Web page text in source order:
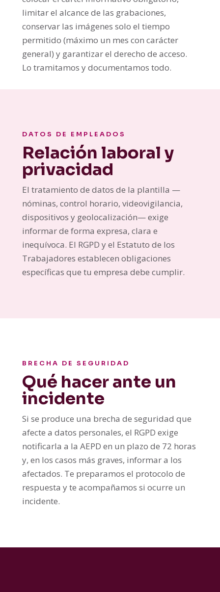
limitar el alcance de las grabaciones,
conservar las imágenes solo el tiempo
permitido (máximo un mes con carácter
general) y garantizar el derecho de acceso.
Lo tramitamos y documentamos todo.
DATOS DE EMPLEADOS
Relación laboral y
privacidad
El tratamiento de datos de la plantilla —
nóminas, control horario, videovigilancia,
dispositivos y geolocalización— exige
informar de forma expresa, clara e
inequívoca. El RGPD y el Estatuto de los
Trabajadores establecen obligaciones
específicas que tu empresa debe cumplir.
BRECHA DE SEGURIDAD
Qué hacer ante un
incidente
Si se produce una brecha de seguridad que
afecte a datos personales, el RGPD exige
notificarla a la AEPD en un plazo de 72 horas
y, en los casos más graves, informar a los
afectados. Te preparamos el protocolo de
respuesta y te acompañamos si ocurre un
incidente.